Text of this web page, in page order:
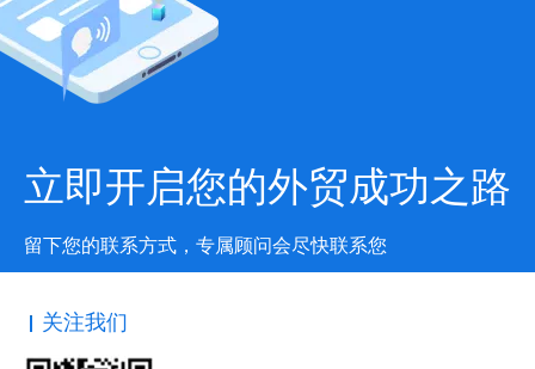
立即开启您的外贸成功之路
留下您的联系方式，专属顾问会尽快联系您
关注我们